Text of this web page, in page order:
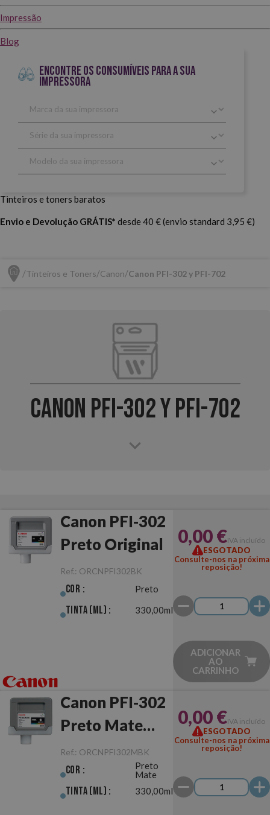
Impressão
Blog
ENCONTRE OS CONSUMÍVEIS PARA A SUA
IMPRESSORA
Tinteiros e toners baratos
Envio e Devolução GRÁTIS* desde 40 € (envio standard 3,95 €)
Tinteiros e Toners Canon Canon PFI-302 y PFI-702
Canon PFI-302 y PFI-702
Canon PFI-302
Preto Original
Ref.: ORCNPFI302BK
Cor : Preto
Tinta (ml) : 330,00ml
0,00 €IVA incluído
ESGOTADO
Consulte-nos na próxima
reposição!
ADICIONAR
AO
CARRINHO
Canon PFI-302
Preto Mate
Original
Ref.: ORCNPFI302MBK
Cor :
Preto
Mate
Tinta (ml) : 330,00ml
0,00 €IVA incluído
ESGOTADO
Consulte-nos na próxima
reposição!